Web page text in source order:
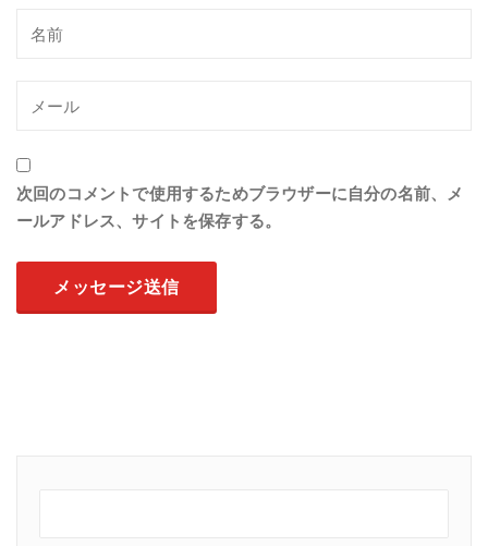
次回のコメントで使用するためブラウザーに自分の名前、メ
ールアドレス、サイトを保存する。